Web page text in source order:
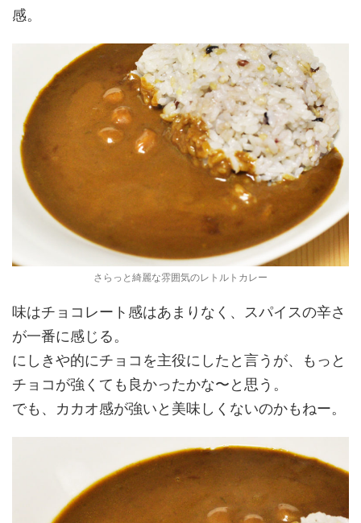
感。
さらっと綺麗な雰囲気のレトルトカレー
味はチョコレート感はあまりなく、スパイスの辛さ
が一番に感じる。
にしきや的にチョコを主役にしたと言うが、もっと
チョコが強くても良かったかな〜と思う。
でも、カカオ感が強いと美味しくないのかもねー。